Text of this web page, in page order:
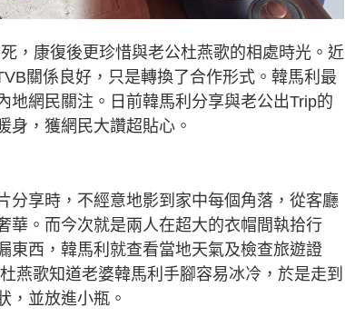
，康復後更珍惜與老公杜燕歌的相處時光。近
關係良好，只是轉換了合作形式。韓馬利最
地網民關注。日前韓馬利分享與老公出Trip的
身，獲網民大讚超貼心。
分享時，不經意地影到家中每個角落，從客廳
華。而今次就是兩人在超大的衣帽間執拾行
東西，韓馬利就查看當地天氣及檢查旅遊證
燕歌知道老婆韓馬利手腳容易冰冷，於是走到
，並放進小瓶。